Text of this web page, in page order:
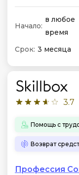
Начало:
в любое
время
Срок: 3 месяца
3.7
Помощь с
Возврат
Профессия